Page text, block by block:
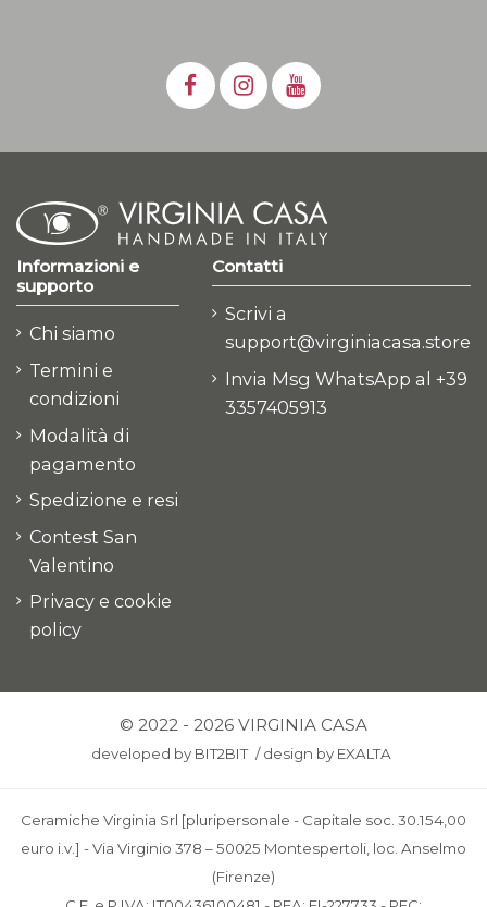
Informazioni e
supporto
Chi siamo
Termini e
condizioni
Modalità di
pagamento
Spedizione e resi
Contest San
Valentino
Privacy e cookie
policy
Contatti
Scrivi a
support@virginiacasa.store
Invia Msg WhatsApp al +39
3357405913
© 2022 - 2026 VIRGINIA CASA
developed by BIT2BIT /design by EXALTA
Ceramiche Virginia Srl [pluripersonale - Capitale soc. 30.154,00
euro i.v.] - Via Virginio 378 – 50025 Montespertoli, loc. Anselmo
(Firenze)